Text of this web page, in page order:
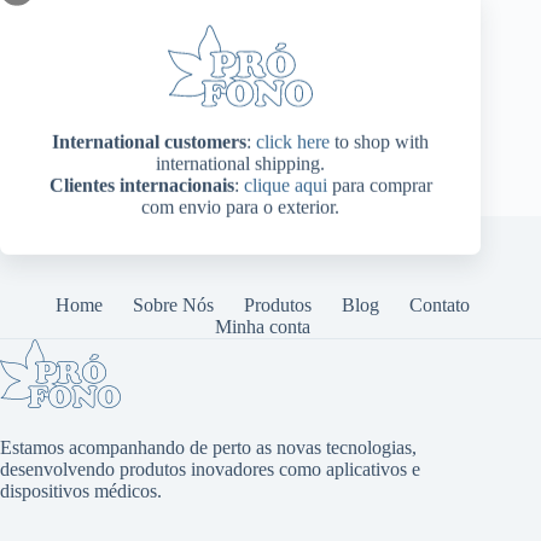
International customers: click here to shop with
international shipping.
Clientes internacionais: clique aqui para comprar
com envio para o exterior.
Home Sobre Nós Produtos Blog
Contato
Minha conta
Estamos acompanhando de perto as novas tecnologias,
desenvolvendo produtos inovadores como aplicativos e
dispositivos médicos.